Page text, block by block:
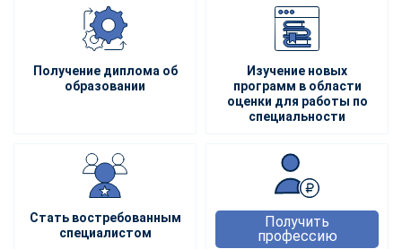
Получение диплома об
образовании
Изучение новых
программ в области
оценки для работы по
специальности
Стать востребованным
специалистом
Получить
профессию